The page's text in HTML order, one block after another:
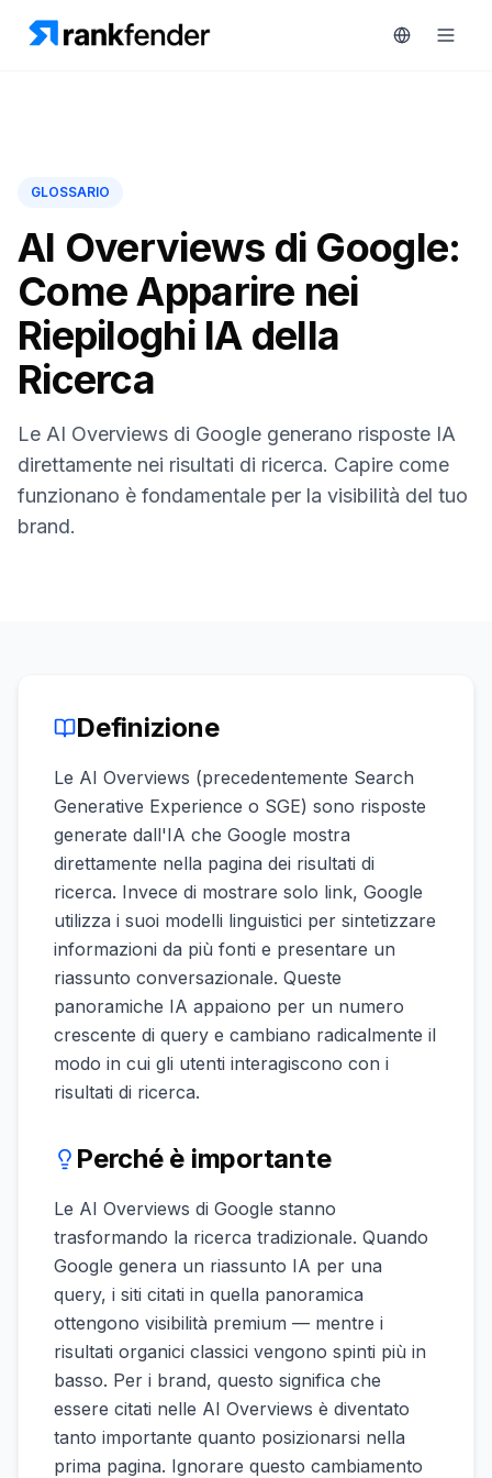
RAIVE
Engine
concorrenti
Intelligenza
keyword
Report
e
Soluzioni
Risorse
Strumenti
gratuiti
Prenota
una
demo
GLOSSARIO
AI Overviews di Google:
Come Apparire nei
Riepiloghi IA della
Ricerca
Le AI Overviews di Google generano risposte IA
direttamente nei risultati di ricerca. Capire come
funzionano è fondamentale per la visibilità del tuo
brand.
Definizione
Le AI Overviews (precedentemente Search
Generative Experience o SGE) sono risposte
generate dall'IA che Google mostra
direttamente nella pagina dei risultati di
ricerca. Invece di mostrare solo link, Google
utilizza i suoi modelli linguistici per sintetizzare
informazioni da più fonti e presentare un
riassunto conversazionale. Queste
panoramiche IA appaiono per un numero
crescente di query e cambiano radicalmente il
modo in cui gli utenti interagiscono con i
risultati di ricerca.
Perché è importante
Le AI Overviews di Google stanno
trasformando la ricerca tradizionale. Quando
Google genera un riassunto IA per una
query, i siti citati in quella panoramica
ottengono visibilità premium — mentre i
risultati organici classici vengono spinti più in
basso. Per i brand, questo significa che
essere citati nelle AI Overviews è diventato
tanto importante quanto posizionarsi nella
prima pagina. Ignorare questo cambiamento